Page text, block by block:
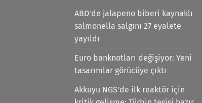
ABD'de jalapeno biberi kaynaklı
salmonella salgını 27 eyalete
yayıldı
Euro banknotları değişiyor: Yeni
tasarımlar görücüye çıktı
Akkuyu NGS'de ilk reaktör için